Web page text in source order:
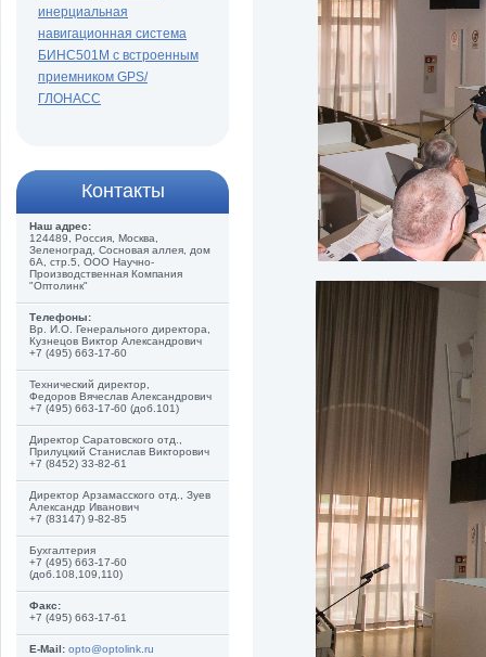
инерциальная
навигационная система
БИНС501М с встроенным
приемником GPS/
ГЛОНАСС
Контакты
Наш адрес:
124489, Россия, Москва,
Зеленоград, Сосновая аллея, дом
6А, стр.5, ООО Научно-
Производственная Компания
"Оптолинк"
Телефоны:
Вр. И.О. Генерального директора,
Кузнецов Виктор Александрович
+7 (495) 663-17-60
Технический директор,
Федоров Вячеслав Александрович
+7 (495) 663-17-60 (доб.101)
Директор Саратовского отд.,
Прилуцкий Станислав Викторович
+7 (8452) 33-82-61
Директор Арзамасского отд., Зуев
Александр Иванович
+7 (83147) 9-82-85
Бухгалтерия
+7 (495) 663-17-60
(доб.108,109,110)
Факс:
+7 (495) 663-17-61
E-Mail: opto@optolink.ru